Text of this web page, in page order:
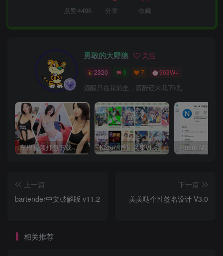
点赞4496 分享 收藏
勇敢的大野狼 关注
2320 9 7 963W+
酒醒只在花前坐，酒醉还来花下眠。
车模视频打包下载-高清无水印版 Kazumi番剧采集v1.6.9：支持自定义规则+在线观看+弹幕，跨平台下载
上一篇
bartender中文破解版 v11.2
下一篇
美美哒个性签名设计 V3.0
相关推荐